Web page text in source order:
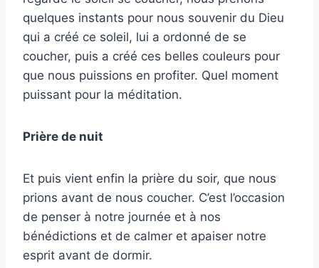
quelques instants pour nous souvenir du Dieu
qui a créé ce soleil, lui a ordonné de se
coucher, puis a créé ces belles couleurs pour
que nous puissions en profiter. Quel moment
puissant pour la méditation.
Prière de nuit
Et puis vient enfin la prière du soir, que nous
prions avant de nous coucher. C’est l’occasion
de penser à notre journée et à nos
bénédictions et de calmer et apaiser notre
esprit avant de dormir.